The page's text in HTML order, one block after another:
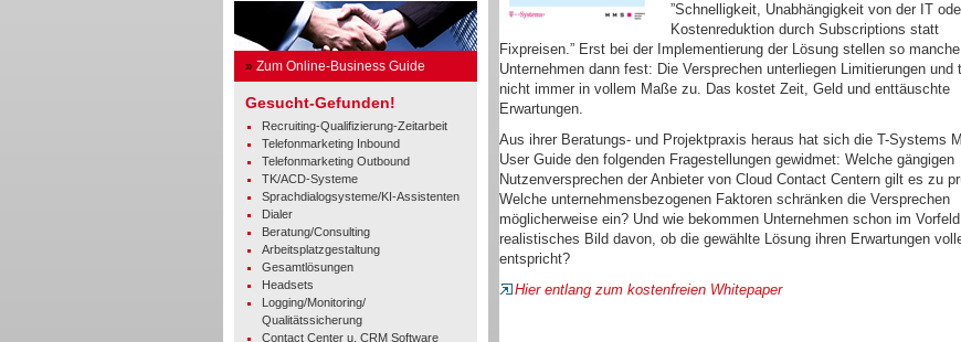
» Zum Online-Business Guide
Gesucht-Gefunden!
Recruiting-Qualifizierung-Zeitarbeit
Telefonmarketing Inbound
Telefonmarketing Outbound
TK/ACD-Systeme
Sprachdialogsysteme/KI-Assistenten
Dialer
Beratung/Consulting
Arbeitsplatzgestaltung
Gesamtlösungen
Headsets
Logging/Monitoring/
Qualitätssicherung
Contact Center u. CRM Software
”Schnelligkeit, Unabhängigkeit von der IT
Kostenreduktion durch Subscriptions statt
Fixpreisen.” Erst bei der Implementierung der Lösung stellen so manche
Unternehmen dann fest: Die Versprechen unterliegen Limitierungen und
nicht immer in vollem Maße zu. Das kostet Zeit, Geld und enttäuschte
Erwartungen.
Aus ihrer Beratungs- und Projektpraxis heraus hat sich die T-Systems
User Guide den folgenden Fragestellungen gewidmet: Welche gängigen
Nutzenversprechen der Anbieter von Cloud Contact Centern gilt es zu
Welche unternehmensbezogenen Faktoren schränken die Versprechen
möglicherweise ein? Und wie bekommen Unternehmen schon im
realistisches Bild davon, ob die gewählte Lösung ihren Erwartungen
entspricht?
Hier entlang zum kostenfreien Whitepaper